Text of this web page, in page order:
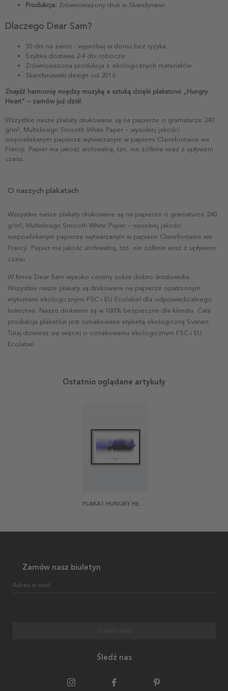
Produkcja: Zrównoważony druk w Skandynawii
Dlaczego Dear Sam?
30 dni na zwrot - wypróbuj w domu bez ryzyka
Szybka dostawa 2-4 dni robocze
Zrównoważona produkcja z ekologicznych materiałów
Skandynawski design od 2016
Znajdź harmonię między muzyką a sztuką dzięki plakatowi „Hungry
Heart” – zamów już dziś!
Wszystkie nasze plakaty drukowane są na papierze o gramaturze 240
g/m², Multidesign Smooth White Paper – wysokiej jakości
niepowlekanym papierze wytwarzanym w papierni Clairefontaine we
Francji. Papier ma jakość archiwalną, tzn. nie żółknie wraz z upływem
czasu.
O naszych plakatach
Wszystkie nasze plakaty drukowane są na papierze o gramaturze 240
g/m², Multidesign Smooth White Paper – wysokiej jakości
niepowlekanym papierze wytwarzanym w papierni Clairefontaine we
Francji. Papier ma jakość archiwalną, tzn. nie żółknie wraz z upływem
czasu.
W firmie Dear Sam wysoko cenimy sobie dobro środowiska.
Wszystkie nasze plakaty są drukowane na papierze opatrzonym
etykietami ekologicznymi FSC i EU Ecolabel dla odpowiedzialnego
leśnictwa. Nasze drukarnie są w 100% bezpieczne dla klimatu. Cała
produkcja plakatów jest oznakowana etykietą ekologiczną Svanen.
Tutaj dowiesz się więcej o oznakowaniu ekologicznym FSC i EU
Ecolabel.
Ostatnio oglądane artykuły
PLAKAT HUNGRY HEART
Zamów nasz biuletyn
Adres e-mail
Śledź nas